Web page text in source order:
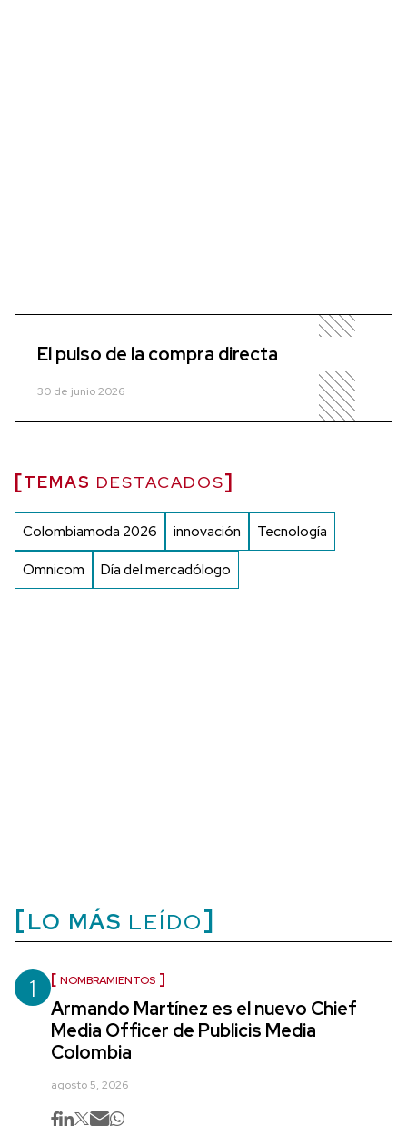
El pulso de la compra directa
30 de junio 2026
TEMAS DESTACADOS
Colombiamoda 2026 innovación Tecnología
Omnicom Día del mercadólogo
LO MÁS LEÍDO
1 NOMBRAMIENTOS
Armando Martínez es el nuevo Chief
Media Officer de Publicis Media
Colombia
agosto 5, 2026